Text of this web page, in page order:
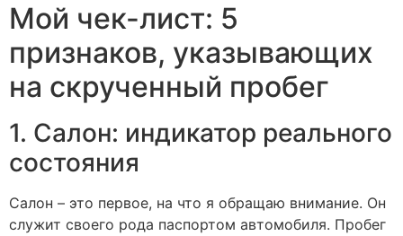
Мой чек-лист: 5
признаков, указывающих
на скрученный пробег
1. Салон: индикатор реального
состояния
Салон – это первое, на что я обращаю внимание. Он
служит своего рода паспортом автомобиля. Пробег